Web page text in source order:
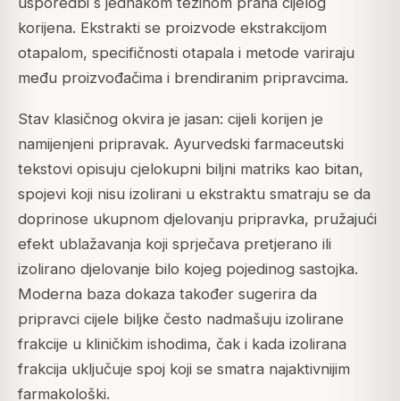
korijena. Ekstrakti se proizvode ekstrakcijom
otapalom, specifičnosti otapala i metode variraju
među proizvođačima i brendiranim pripravcima.
Stav klasičnog okvira je jasan: cijeli korijen je
namijenjeni pripravak. Ayurvedski farmaceutski
tekstovi opisuju cjelokupni biljni matriks kao bitan,
spojevi koji nisu izolirani u ekstraktu smatraju se da
doprinose ukupnom djelovanju pripravka, pružajući
efekt ublažavanja koji sprječava pretjerano ili
izolirano djelovanje bilo kojeg pojedinog sastojka.
Moderna baza dokaza također sugerira da
pripravci cijele biljke često nadmašuju izolirane
frakcije u kliničkim ishodima, čak i kada izolirana
frakcija uključuje spoj koji se smatra najaktivnijim
farmakološki.